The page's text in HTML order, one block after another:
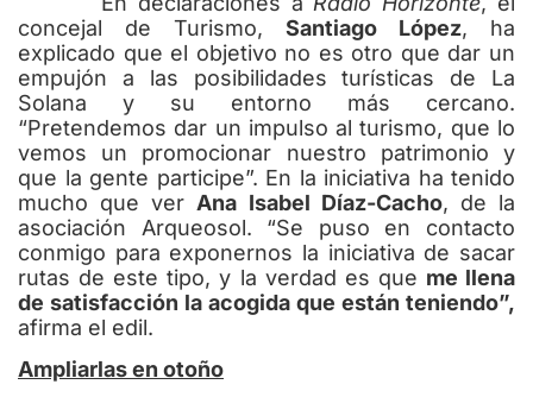
concejal de Turismo, Santiago López, ha
explicado que el objetivo no es otro que dar un
empujón a las posibilidades turísticas de La
Solana y su entorno más cercano.
“Pretendemos dar un impulso al turismo, que lo
vemos un promocionar nuestro patrimonio y
que la gente participe”. En la iniciativa ha tenido
mucho que ver Ana Isabel Díaz-Cacho, de la
asociación Arqueosol. “Se puso en contacto
conmigo para exponernos la iniciativa de sacar
rutas de este tipo, y la verdad es que me llena
de satisfacción la acogida que están teniendo”,
afirma el edil.
Ampliarlas en otoño